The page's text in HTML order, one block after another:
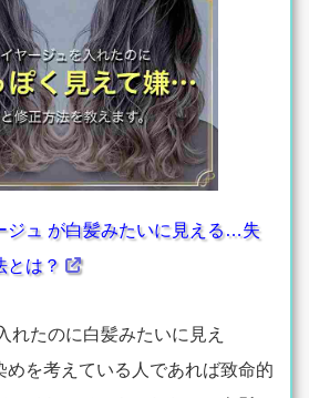
ジュ が白髪みたいに見える…失
とは？
れたのに白髪みたいに見え
を考えている人であれば致命的